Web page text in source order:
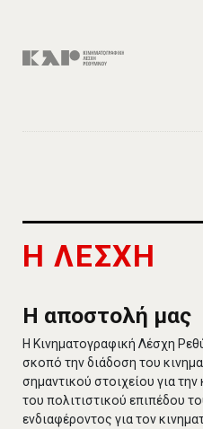
Η ΛΕΣΧΗ
Η αποστολή μας
Η Κινηματογραφική Λέσχη
σκοπό την διάδοση του
σημαντικού στοιχείου για την
του πολιτιστικού επιπέδου
ενδιαφέροντος για τον